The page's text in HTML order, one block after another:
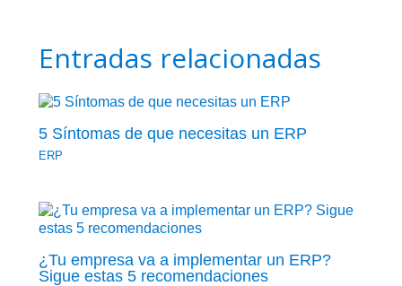
Entradas relacionadas
5 Síntomas de que necesitas un ERP
ERP
¿Tu empresa va a implementar un ERP?
Sigue estas 5 recomendaciones